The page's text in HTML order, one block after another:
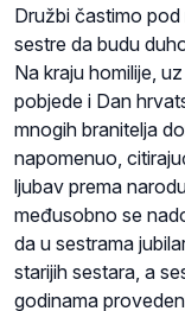
Družbi častimo
sestre da budu
Na kraju homilije,
pobjede i Dan
mnogih branitelja
napomenuo,
ljubav prema
međusobno se
da u sestrama
starijih sestara, a
godinama